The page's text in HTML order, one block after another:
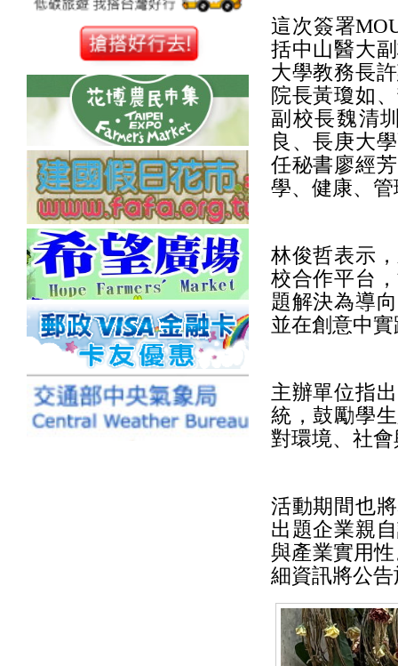
這次簽署
括中山醫大
大學教務長
院長黃瓊如
副校長魏清
良、長庚大
任秘書廖經
學、健康、
林俊哲表示
校合作平台
題解決為導
並在創意中
主辦單位指
統，鼓勵學
對環境、社
活動期間也
出題企業親
與產業實用
細資訊將公